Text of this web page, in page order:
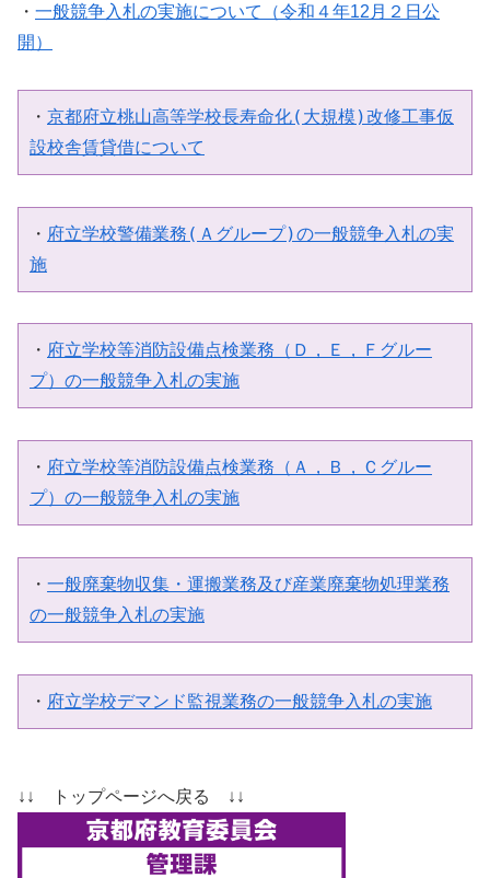
・ 一般競争入札の実施について（令和４年12月２日公
開）
・ 京都府立桃山高等学校長寿命化(大規模)改修工事仮
設校舎賃貸借について
・ 府立学校警備業務(Ａグループ)の一般競争入札の実
施
・ 府立学校等消防設備点検業務（Ｄ，Ｅ，Ｆグルー
プ）の一般競争入札の実施
・ 府立学校等消防設備点検業務（Ａ，Ｂ，Ｃグルー
プ）の一般競争入札の実施
・ 一般廃棄物収集・運搬業務及び産業廃棄物処理業務
の一般競争入札の実施
・ 府立学校デマンド監視業務の一般競争入札の実施
↓↓ トップページへ戻る ↓↓